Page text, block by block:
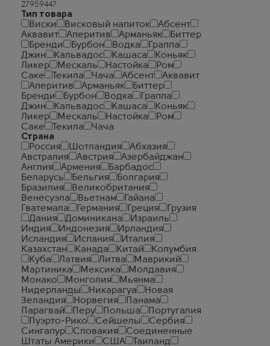
Тип товара
Виски
Висковый напиток
Абсент
Аквавит
Аперитив Арманьяк
Биттер
Бренди
Бурбон Водка
Граппа
Джин
Кальвадос Кашаса
Коньяк
Ликер
Мескаль Настойка
Ром
Саке
Текила Чача Абсент
Аквавит
Аперитив
Арманьяк
Биттер
Бренди
Бурбон Водка
Граппа
Джин
Кальвадос Кашаса
Коньяк
Ликер
Мескаль Настойка
Ром
Саке
Текила
Чача
Страна
Россия
Шотландия
Абхазия
Австралия
Австрия
Азербайджан
Англия
Армения
Барбадос
Беларусь
Бельгия
Болгария
Бразилия
Великобритания
Венесуэла
Вьетнам
Гайана
Гватемала
Германия Греция
Грузия
Дания
Доминикана
Израиль
Индия
Индонезия
Ирландия
Исландия
Испания
Италия
Казахстан
Канада Китай
Колумбия
Куба
Латвия Литва
Маврикий
Мартиника
Мексика
Молдавия
Монако
Монголия
Мьянма
Нидерланды
Никарагуа
Новая
Зеландия
Норвегия
Панама
Парагвай
Перу Польша
Португалия
Пуэрто-Рико
Сейшелы
Сербия
Сингапур
Словакия
Соединенные
Штаты Америки
США
Таиланд